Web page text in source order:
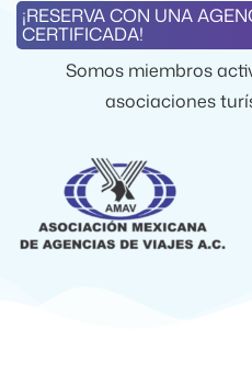
¡RESERVA CON UNA
CERTIFICADA!
Somos miembros
asociaciones